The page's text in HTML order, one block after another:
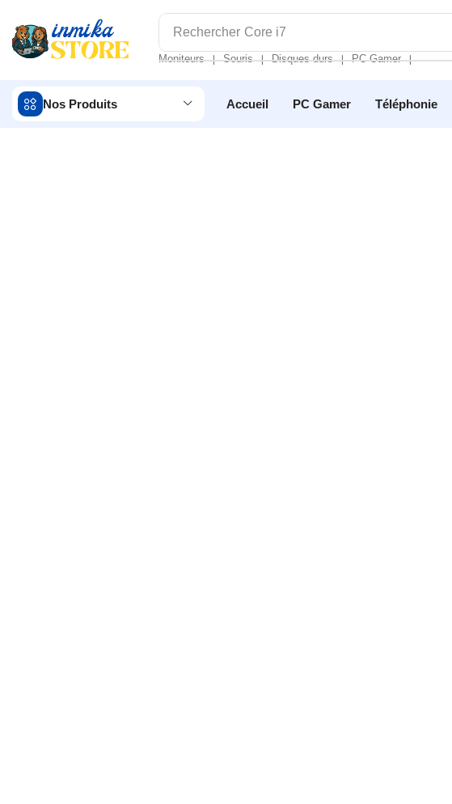
Rechercher Core i7
Moniteurs ❘ Souris ❘ Disques durs ❘ PC Gamer ❘
Nos Produits Accueil PC Gamer Téléphonie